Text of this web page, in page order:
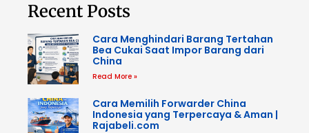
Recent Posts
Cara Menghindari Barang Tertahan
Bea Cukai Saat Impor Barang dari
China
Read More »
Cara Memilih Forwarder China
Indonesia yang Terpercaya & Aman |
Rajabeli.com